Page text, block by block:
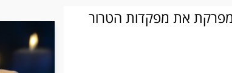
את מפקדות הטרור